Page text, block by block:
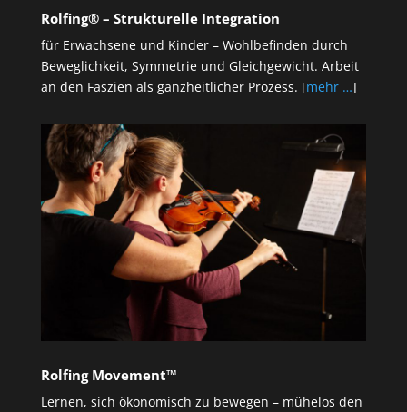
Rolfing® – Strukturelle Integration
für Erwachsene und Kinder – Wohlbefinden durch
Beweglichkeit, Symmetrie und Gleichgewicht. Arbeit
an den Faszien als ganzheitlicher Prozess. [mehr …]
Rolfing Movement™
Lernen, sich ökonomisch zu bewegen – mühelos den